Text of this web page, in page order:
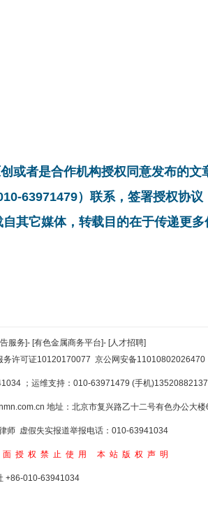
或者是合作机构授权同意发布的文
63971479）联系，签署授权协议
其它媒体，转载目的在于传递更
服务]- [有色金属商务平台]- [人才招聘]
务许可证10120170077 京公网安备11010802026470
；运维支持：010-63971479 (手机)13520882137
地址：北京市复兴路乙十二号有色办公大
师 虚假失实报道举报电话：010-63941034
授权禁止使用 本站版权声明
+86-010-63941034